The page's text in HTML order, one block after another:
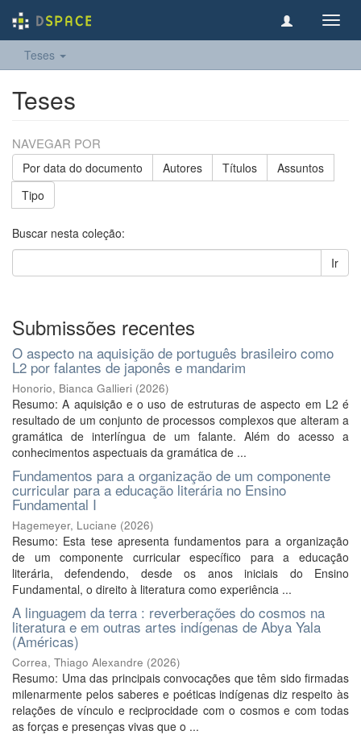
Teses
Teses
NAVEGAR POR
Por data do documento Autores Títulos
Assuntos
Tipo
Buscar nesta coleção:
Ir
Submissões recentes
O aspecto na aquisição de português brasileiro como
L2 por falantes de japonês e mandarim
Honorio, Bianca Gallieri (2026)
Resumo: A aquisição e o uso de estruturas de aspecto em L2 é
resultado de um conjunto de processos complexos que alteram a
gramática de interlíngua de um falante. Além do acesso a
conhecimentos aspectuais da gramática de ...
Fundamentos para a organização de um componente
curricular para a educação literária no Ensino
Fundamental I
Hagemeyer, Luciane (2026)
Resumo: Esta tese apresenta fundamentos para a organização
de um componente curricular específico para a educação
literária, defendendo, desde os anos iniciais do Ensino
Fundamental, o direito à literatura como experiência ...
A linguagem da terra : reverberações do cosmos na
literatura e em outras artes indígenas de Abya Yala
(Américas)
Correa, Thiago Alexandre (2026)
Resumo: Uma das principais convocações que têm sido firmadas
milenarmente pelos saberes e poéticas indígenas diz respeito às
relações de vínculo e reciprocidade com o cosmos e com todas
as forças e presenças vivas que o ...